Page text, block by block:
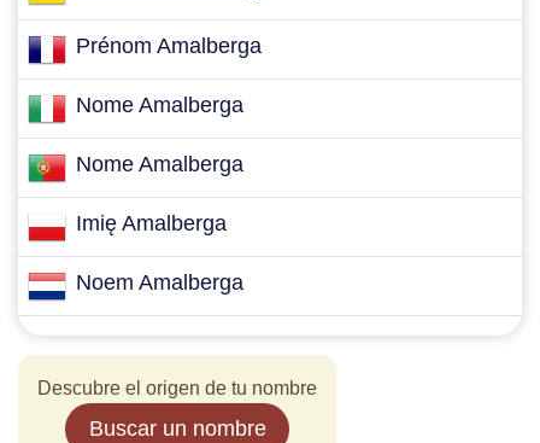
Prénom Amalberga
Nome Amalberga
Nome Amalberga
Imię Amalberga
Noem Amalberga
Descubre el origen de tu nombre
Buscar un nombre